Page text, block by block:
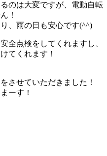
のは大変ですが、電動自転
！
、雨の日も安心です(^^)
全点検をしてくれますし、
てくれます！
させていただきました！
ーす！